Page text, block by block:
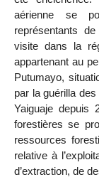
aérienne se
représentants
visite dans la
appartenant au
Putumayo,
par la guérilla
Yaiguaje depuis
forestières se
ressources
relative à
d’extraction, de